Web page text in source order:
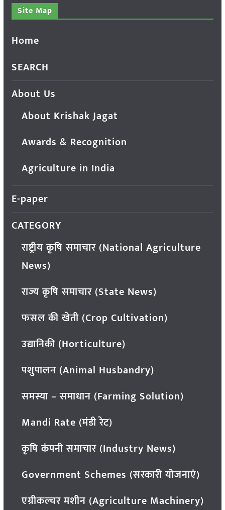
Site Map
Home
SEARCH
About Us
About Krishak Jagat
Awards & Recognition
Agriculture in India
E-paper
CATEGORY
राष्ट्रीय कृषि समाचार (National Agriculture
News)
राज्य कृषि समाचार (State News)
फसल की खेती (Crop Cultivation)
उद्यानिकी (Horticulture)
पशुपालन (Animal Husbandry)
समस्या – समाधान (Farming Solution)
Mandi Rate (मंडी रेट)
कृषि कंपनी समाचार (Industry News)
Government Schemes (सरकारी योजनाएं)
एग्रीकल्चर मशीन (Agriculture Machinery)